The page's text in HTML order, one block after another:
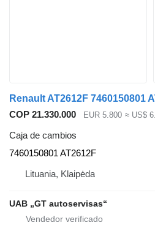
COP 21.330.000 EUR 5.800 ≈ US$
Caja de cambios
7460150801 AT2612F
Lituania, Klaipėda
UAB „GT autoservisas“